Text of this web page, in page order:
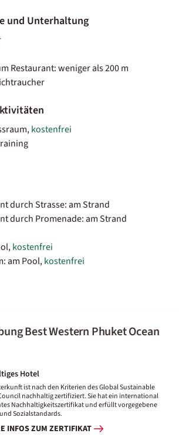
und Unterhaltung
Restaurant: weniger als 200 m
kostenfrei
durch Strasse: am Strand
durch Promenade: am Strand
kostenfrei
am Pool,kostenfrei
Best Western Phuket Ocean
Hotel
ist nach den Kriterien des Global Sustainable
nachhaltig zertifiziert. Sie hat ein international
Nachhaltigkeitszertifikat und erfüllt vorgegebene
Sozialstandards.
INFOS ZUM ZERTIFIKAT